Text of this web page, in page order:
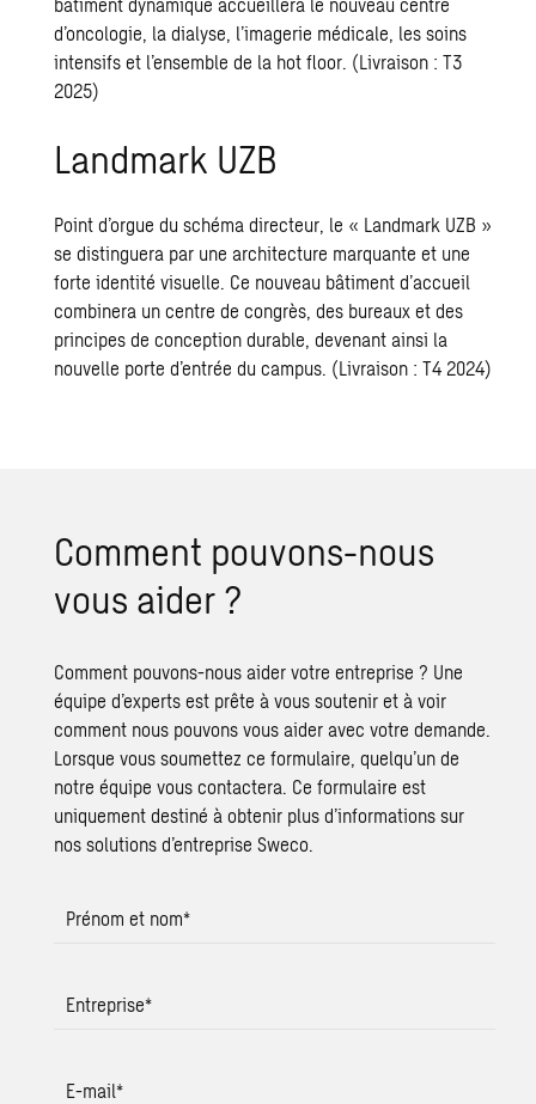
d’oncologie, la dialyse, l’imagerie médicale, les soins
intensifs et l’ensemble de la hot floor. (Livraison : T3
2025)
Landmark UZB
Point d’orgue du schéma directeur, le « Landmark UZB »
se distinguera par unearchitecture marquante et une
forte identité visuelle. Ce nouveau bâtiment d’accueil
combinera un centre de congrès, des bureaux et des
principes de conception durable, devenant ainsi la
nouvelle porte d’entrée du campus. (Livraison : T4 2024)
Com­ment pou­vons-nous
vous aider ?
Comment pouvons-nous aider votre entreprise ? Une
équipe d’experts est prête à vous soutenir et à voir
comment nous pouvons vous aider avec votre demande.
Lorsque vous soumettez ce formulaire, quelqu’un de
notre équipe vous contactera. Ce formulaire est
uniquement destiné à obtenir plus d’informations sur
nos solutions d’entreprise Sweco.
Prénom et nom*
Entreprise*
E-mail*